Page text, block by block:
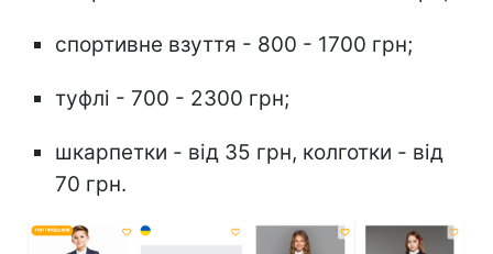
спортивне взуття - 800 - 1700 грн;
туфлі - 700 - 2300 грн;
шкарпетки - від 35 грн, колготки - від
70 грн.